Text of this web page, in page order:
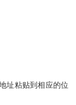
址粘贴到相应的位